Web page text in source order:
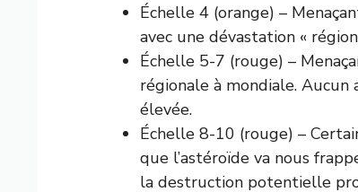
Échelle 4 (orange) –
avec une dévastation «
Échelle 5-7 (rouge) –
régionale à mondiale. Aucun
élevée.
Échelle 8-10 (rouge) –
que l’astéroïde va nous
la destruction potentielle